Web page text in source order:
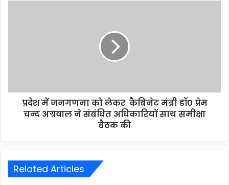
प्रदेश में जनगणना को लेकर कैबिनेट मंत्री डॉ0 प्रेम
चन्द अग्रवाल ने संबंधित अधिकारियों साथ समीक्षा
बैठक की
Related Articles